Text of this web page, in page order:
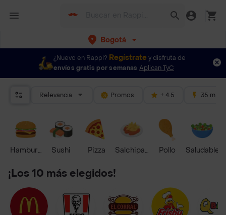
Bogotá
¿Nuevo en Rappi? Regístrate y disfruta de
envíos gratis por semanas Aplican TyC
Relevancia Promos + 4.5 35 mins
HamburguesaSushi Pizza Salchipapas Pollo Saludable
¡Los 10 más elegidos!